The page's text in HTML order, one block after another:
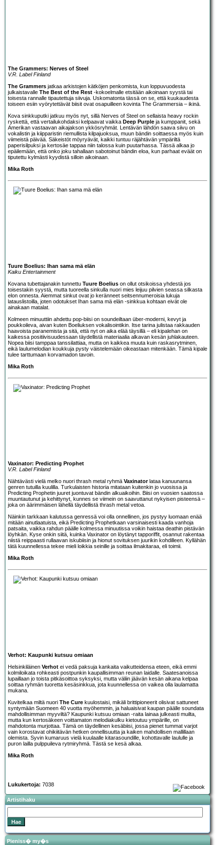
The Grammers: Nerves of Steel
V.R. Label Finland
The Grammers jatkaa arkistojen kätköjen penkomista, kun loppuvuodesta
julkaistavalle The Best of the Rest -kokoelmalle etsitään aikoinaan syystä tai
toisesta rannalle tipautettuja siivuja. Uskomatonta tässä on se, että kuukaudesta
toiseen esiin vyörytettävät biisit ovat osapuilleen kovinta The Grammersia – ikinä.
Kova sinkkuputki jatkuu myös nyt, sillä Nerves of Steel on sellaista heavy rockin
ryskettä, että vertailukohdaksi kelpaavat vaikka Deep Purple ja kumppanit, sekä
Amerikan vastaavan aikajakson ykkösryhmät. Lentävän lähdön saava siivu on
vokalistin ja kiipparistin riemullista kilpajuoksua, muun bändin soittaessa myös kuin
viimeistä päivää. Säkeistöt möyryävät, kaikki tuntuu räjähtävän ympäriltä
paperisilpuksi ja kertosäe tappaa niin talossa kuin puutarhassa. Tässä alkaa jo
epäilemään, että onko joku tahallaan sabotoinut bändin eloa, kun parhaat eväät on
tiputettu kylmästi kyydistä silloin aikoinaan.
Mika Roth
Tuure Boelius: Ihan sama mä elän
Kaiku Entertainment
Kovana tubettajanakin tunnettu Tuure Boelius on ollut otsikoissa yhdestä jos
toisestakin syystä, mutta tuoreella sinkulla nuori mies leijuu pilvien seassa silkasta
elon onnesta. Aiemmat sinkut ovat jo keränneet seitsennumeroisia lukuja
latauslistoilla, joten odotukset Ihan sama mä elän -sinkkua kohtaan eivät ole
ainakaan matalat.
Kolmeen minuuttiin ahdettu pop-biisi on soundeiltaan über-moderni, kevyt ja
poukkoileva, aivan kuten Boeliuksen vokalisointikin. Itse tarina julistaa rakkauden
haavoista paranemista ja sitä, että nyt on aika elää täysillä – eli kipalehan on
kaikessa positiivisuudessaan täydellistä materiaalia alkavan kesän juhlakauteen.
Nopea biisi tamppaa tanssilattiaa, mutta on kaikkea muuta kuin raskasrytminen,
eikä laulumelodian koukkuja pysty väistelemään oikeastaan mitenkään. Tämä kipale
tulee tarttumaan korvamadon tavoin.
Mika Roth
Vaxinator: Predicting Prophet
V.R. Label Finland
Nähtävästi vielä melko nuori thrash metal ryhmä Vaxinatorlataa kanuunansa
genren tutuilla kuulilla. Turkulaisten historia mitataan kuitenkin jo vuosissa ja
Predicting Prophetin juuret juontuvat bändin alkuaikoihin. Biisi on vuosien saatossa
muuntautunut ja kehittynyt, kunnes se viimein on saavuttanut nykyisen pisteensä –
joka on äärimmäisen lähellä täydellistä thrash metal vetoa.
Näinkin tarkkaan kalutussa genressä voi olla onnellinen, jos pystyy luomaan enää
mitään ainutlaatuista, eikä Predicting Prophetkaan varsinaisesti kaada vanhoja
patsaita, vaikka rahdun päälle kolmessa minuutissa voikin haistaa deathin pistävän
löyhkän. Kyse onkin siitä, kuinka Vaxinator on löytänyt tapporiffit, osannut rakentaa
niistä reippaasti rullaavan iskubiisin ja hionut sovituksen juurikin kohdilleen. Kyllähän
tätä kuunnellessa tekee mieli loikkia seinille ja soittaa ilmakitaraa, eli toimii.
Mika Roth
Verhot: Kaupunki kutsuu omiaan
Helsinkiläinen Verhot ei vedä paksuja kankaita vaikutteidensa eteen, eikä emmi
kolmiloikata rohkeasti postpunkin kaupallisimman reunan laidalle. Saatesanoissa
lupaillaan jo toista pitkäsoittoa syksyksi, mutta väliin jäävän kesän aikana kelpaa
soittaa ryhmän tuoretta kesäsinkkua, jota kuunnellessa on vaikea olla laulamatta
mukana.
Kuvitelkaa miltä nuori The Cure kuulostaisi, mikäli brittipioneerit olisivat sattuneet
syntymään Suomeen 40 vuotta myöhemmin, ja haluaisivat kaupan päälle soundata
mahdollisimman myyviltä? Kaupunki kutsuu omiaan -raita lainaa julkeasti muilta,
mutta kun kertosäkeen voittamaton melodiakulku kietoutuu ympärille, on
mahdotonta murjottaa. Tämä on täydellinen kesäbiisi, jossa pienet tummat varjot
vain korostavat ohikiitävän hetken onnellisuutta ja kaiken mahdollisen mallillaan
olemista. Syvin kumaruus vielä kuulaalle kitarasoundille, kohottavalle laululle ja
puron lailla pulppuileva rytmiryhmä. Tästä se kesä alkaa.
Mika Roth
Lukukertoja: 7038
Artistihaku
Pieniss� my�s